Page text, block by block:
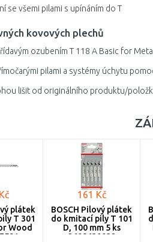
se všemi pilami s upínáním do T
kovových plechů
ozubením T 118 A Basic for
pilami a systémy úchytu
lišit od originálního produktu/
plátek
T 301
Wood
161 Kč
BOSCH Pilový plátek
do kmitací pily T 101
D, 100 mm 5 ks
2608630032